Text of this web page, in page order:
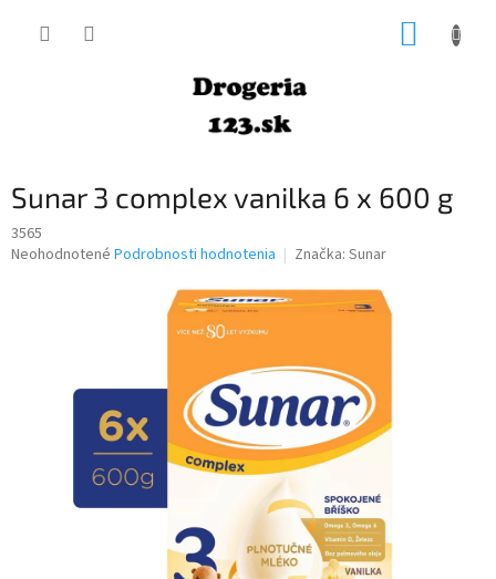
Sunar 3 complex vanilka 6 x 600 g
3565
Priemerné
hviezdičiek.
Neohodnotené Podrobnosti hodnotenia Značka: Sunar